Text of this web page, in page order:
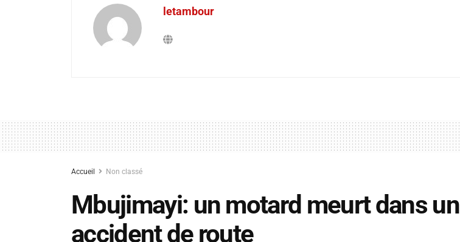
letambour
Accueil Non classé
Mbujimayi: un motard meurt dans un
accident de route